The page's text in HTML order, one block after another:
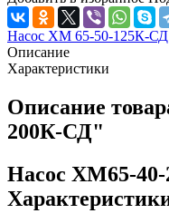
Насос ХМ 65-50-125К-СД
Описание
Характеристики
Описание
200К-СД"
Насос ХМ65-